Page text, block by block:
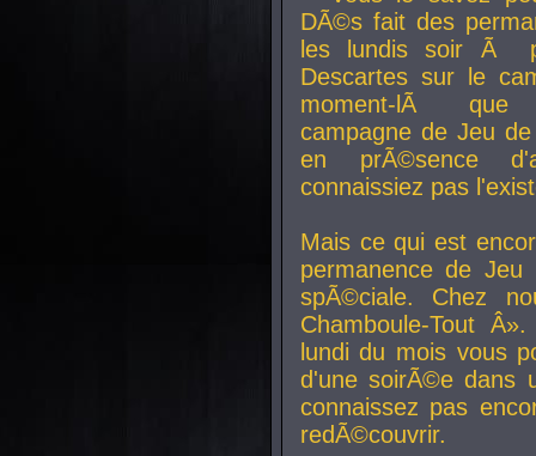
DÃ©s fait des
les lundis soir Ã
Descartes sur le
moment-lÃ que
campagne de Jeu
en prÃ©sence
connaissiez pas
Mais ce qui est
permanence de
spÃ©ciale. Chez
Chamboule-Tout
lundi du mois vous
d'une soirÃ©e dans
connaissez pas
redÃ©couvrir.